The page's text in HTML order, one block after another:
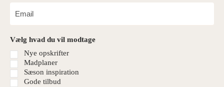
Vælg hvad du vil modtage
Nye opskrifter
Madplaner
Sæson inspiration
Gode tilbud